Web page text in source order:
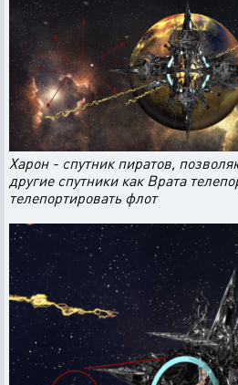
Харон - спутник пиратов,
другие спутники как Врата
телепортировать флот